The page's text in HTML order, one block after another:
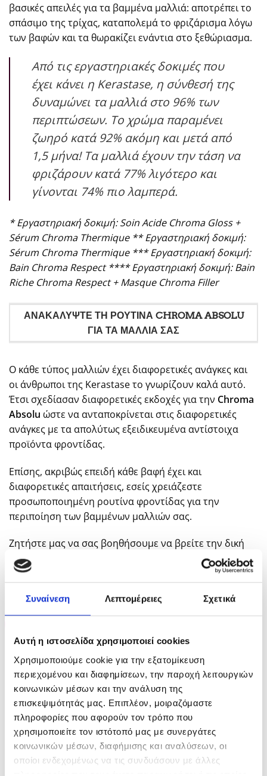
Συναίνεση Λεπτομέρειες Σχετικά
Αυτή η ιστοσελίδα χρησιμοποιεί cookies
Χρησιμοποιούμε cookie για την εξατομίκευση
περιεχομένου και διαφημίσεων, την παροχή λειτουργιών
κοινωνικών μέσων και την ανάλυση της
επισκεψιμότητάς μας. Επιπλέον, μοιραζόμαστε
πληροφορίες που αφορούν τον τρόπο που
χρησιμοποιείτε τον ιστότοπό μας με συνεργάτες
κοινωνικών μέσων, διαφήμισης και αναλύσεων, οι
οποίοι ενδεχομένως να τις συνδυάσουν με άλλες
βασικές απειλές για τα βαμμένα μαλλιά: αποτρέπει το
σπάσιμο της τρίχας, καταπολεμά το φριζάρισμα λόγω
των βαφών και τα θωρακίζει ενάντια στο ξεθώριασμα.
Από τις εργαστηριακές δοκιμές που
έχει κάνει η Kerastase, η σύνθεσή της
δυναμώνει τα μαλλιά στο 96% των
περιπτώσεων. Το χρώμα παραμένει
ζωηρό κατά 92% ακόμη και μετά από
1,5 μήνα! Τα μαλλιά έχουν την τάση να
φριζάρουν κατά 77% λιγότερο και
γίνονται 74% πιο λαμπερά.
* Εργαστηριακή δοκιμή:SoinAcide Chroma Gloss+
Sérum Chroma Thermique** Εργαστηριακή δοκιμή:
Sérum Chroma Thermique*** Εργαστηριακή δοκιμή:
Bain Chroma Respect**** Εργαστηριακή δοκιμή:Bain
Riche Chroma Respect+Masque Chroma Filler
ΑΝΑΚΑΛΥΨΤΕ ΤΗ ΡΟΥΤΙΝΑ CHROMA ABSOLU
ΓΙΑ ΤΑ ΜΑΛΛΙΑ ΣΑΣ
Ο κάθε τύπος μαλλιών έχει διαφορετικές ανάγκες και
οι άνθρωποι της Kerastase το γνωρίζουν καλά αυτό.
Έτσι σχεδίασαν διαφορετικές εκδοχές για την Chroma
Absolu ώστε να ανταποκρίνεται στις διαφορετικές
ανάγκες με τα απολύτως εξειδικευμένα αντίστοιχα
προϊόντα φροντίδας.
Επίσης, ακριβώς επειδή κάθε βαφή έχει και
διαφορετικές απαιτήσεις, εσείς χρειάζεστε
προσωποποιημένη ρουτίνα φροντίδας για την
περιποίηση των βαμμένων μαλλιών σας.
Ζητήστε μας να σας βοηθήσουμε να βρείτε την δική
σας απολύτως προσωποποιημένη αγωγή περιποίησης
μεChroma Absolu
ΕΞΑΝΤΛΗΜΈΝΟ
Kerastase Limited Edition
2025 Set Chroma Absolu
(Bain Riche Chroma
Respect 250ml – fondant
Cica Chroma 200ml –
ΕΞΑΝΤΛΗΜΈΝΟ
Kerastase Chroma Absolu
Bain Chroma Respect
Refill 500ml